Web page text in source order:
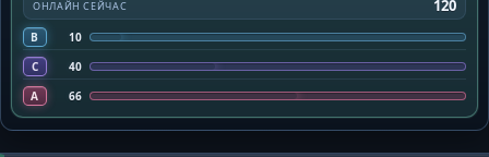
ОНЛАЙН СЕЙЧАС 120
B
10
C
40
A
66